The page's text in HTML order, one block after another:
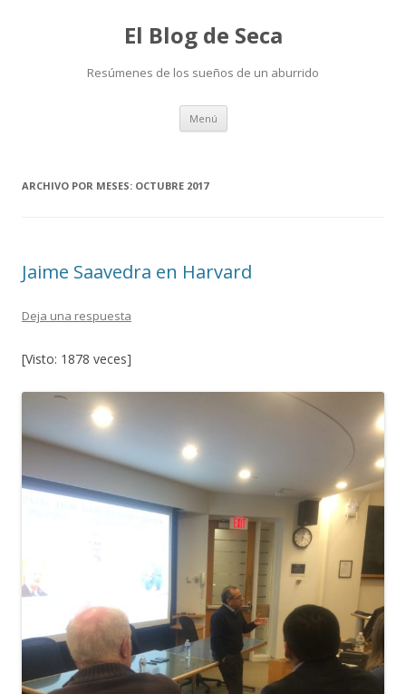
El Blog de Seca
Resúmenes de los sueños de un aburrido
Menú Ir
contenido
ARCHIVO POR MESES: OCTUBRE 2017
Jaime Saavedra en Harvard
Deja una respuesta
[Visto: 1878 veces]